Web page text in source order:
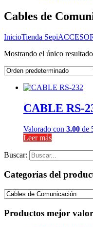
Cables de
InicioTienda Sepi
Mostrando el único resultado
CABLE RS-
Valorado con 3.00 de
Leer más
Buscar:
Categorías del
Productos mejor